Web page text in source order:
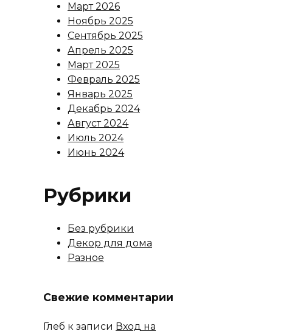
Март 2026
Ноябрь 2025
Сентябрь 2025
Апрель 2025
Март 2025
Февраль 2025
Январь 2025
Декабрь 2024
Август 2024
Июль 2024
Июнь 2024
Рубрики
Без рубрики
Декор для дома
Разное
Свежие комментарии
Глеб к записи Вход на